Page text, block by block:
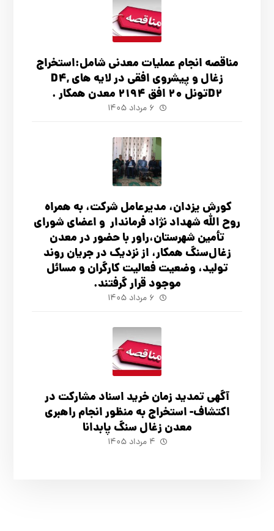
مناقصه انجام عملیات معدنی شامل:استخراج
زغال و پیشروی افقی در لایه های D4,
D2تونل 20 افق 2194 معدن همکار .
۶ مرداد ۱۴۰۵
کورش یزدان، مدیرعامل شرکت، به همراه
روح الله شهداد نژاد فرماندار و اعضای شورای
تأ‌مین شهرستان،راور با حضور در معدن
زغال‌سنگ همکار، از نزدیک در جریان روند
تولید، وضعیت فعالیت کارگران و مسائل
موجود قرار گرفتند.
۶ مرداد ۱۴۰۵
آگهي تمدید زمان خرید اسناد مشارکت در
اکتشاف- استخراج به منظور انجام راهبری
معدن زغال سنگ پابدانا
۴ مرداد ۱۴۰۵